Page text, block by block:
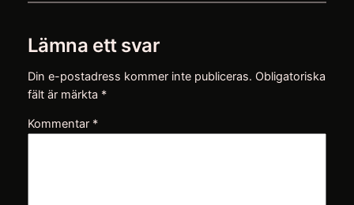
Lämna ett svar
Din e-postadress kommer inte publiceras. Obligatoriska
fält är märkta *
Kommentar *